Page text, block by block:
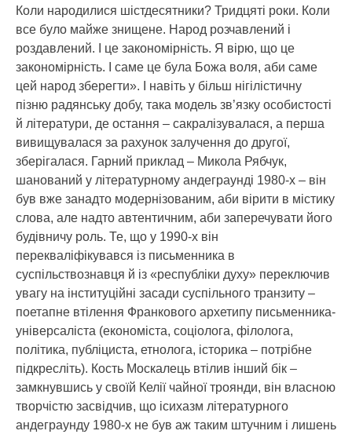
Коли народилися шістдесятники? Тридцяті роки. Коли
все було майже знищене. Народ розчавлений і
роздавлений. І це закономірність. Я вірю, що це
закономірність. І саме це була Божа воля, аби саме
цей народ зберегти». І навіть у більш нігілістичну
пізню радянську добу, така модель зв’язку особистості
й літератури, де остання – сакралізувалася, а перша
вивищувалася за рахунок залучення до другої,
зберігалася. Гарний приклад – Микола Рябчук,
шанований у літературному андеграунді 1980-х – він
був вже занадто модернізованим, аби вірити в містику
слова, але надто автентичним, аби заперечувати його
будівничу роль. Те, що у 1990-х він
перекваліфікувався із письменника в
суспільствознавця й із «республіки духу» переключив
увагу на інституційні засади суспільного транзиту –
поетапне втілення Франкового архетипу письменника-
універсаліста (економіста, соціолога, філолога,
політика, публіциста, етнолога, історика – потрібне
підкресліть). Кость Москалець втілив інший бік –
замкнувшись у своїй Келії чайної троянди, він власною
творчістю засвідчив, що ісихазм літературного
андеграунду 1980-х не був аж таким штучним і лишень